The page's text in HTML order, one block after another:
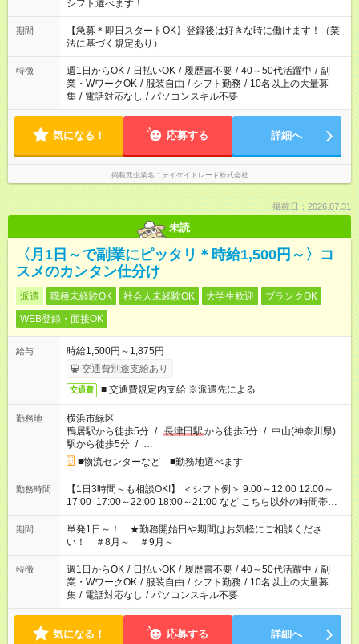
シフト選べます！
期間
【急募＊即日スタートOK】登録後は好きな時に働けます！（業
法に基づく規定あり）
特徴 週1日からOK / 日払いOK / 履歴書不要 / 40～50代活躍中 / 副
業・WワークOK / 服装自由 / シフト勤務 / 10名以上の大量募
集 / 電話対応なし / パソコンスキル不要
気になる！ 応募する 詳細へ
掲載元企業名 テイケイトレード株式会社
掲載日：2026.07.31
未読
〈月1日～で副業にピッタリ＊時給1,500円～〉コ
スメのカンタン仕分け
派遣 職種未経験OK 社会人未経験OK 大学生歓迎
ブランクOK
WEB登録・面接OK
給与
時給1,500円～1,875円
交通費別途支給あり
交通費 ■ 交通費規定内支給 ※派遣先による
勤務地
横浜市緑区
鴨居駅から徒歩5分 / 長津田駅から徒歩5分 / 中山(神奈川県)
駅から徒歩5分 / …
■物流センターなど ■勤務地選べます
勤務時間
【1日3時間～も相談OK!】 ＜シフト例＞ 9:00～12:00 12:00～
17:00 17:00～22:00 18:00～21:00 など こちら以外の時間帯も
お気軽にご相談ください！
期間
単発1日～！ ★勤務開始日や期間はお気軽にご相談くださ
い！ ＃8月～ ＃9月～
特徴 週1日からOK / 日払いOK / 履歴書不要 / 40～50代活躍中 / 副
業・WワークOK / 服装自由 / シフト勤務 / 10名以上の大量募
集 / 電話対応なし / パソコンスキル不要
気になる！ 応募する 詳細へ